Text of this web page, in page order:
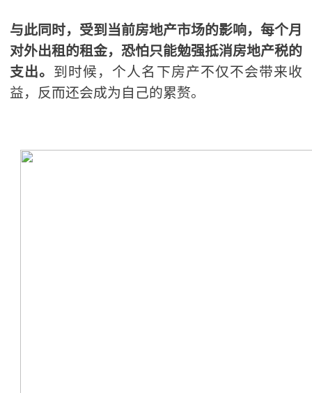
与此同时，受到当前房地产市场的影响，每个月
对外出租的租金，恐怕只能勉强抵消房地产税的
支出。 到时候，个人名下房产不仅不会带来收
益，反而还会成为自己的累赘。